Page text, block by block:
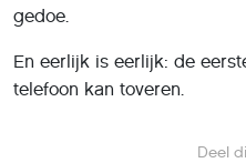
Deel
gedoe.
En eerlijk is eerlijk: de
telefoon kan toveren.